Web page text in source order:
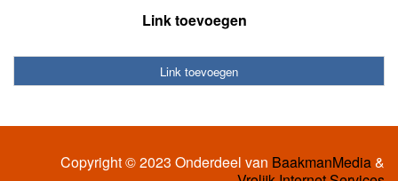
Link toevoegen
Link toevoegen
Copyright © 2023 Onderdeel van BaakmanMedia&